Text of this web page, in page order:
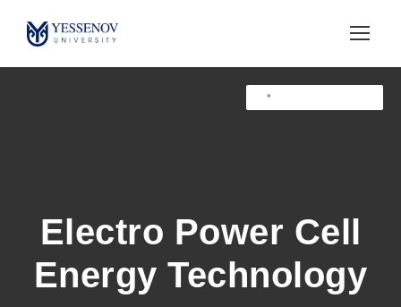
Electro Power Cell
Energy Technology
•••